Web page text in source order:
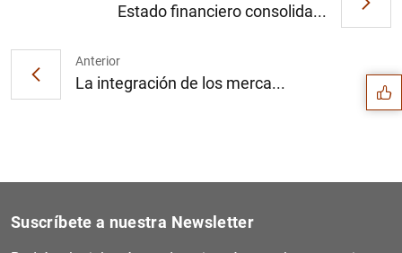
Anterior
La integración de los merca...
Estado financiero consolida... Sugerencias
Suscríbete a nuestra Newsletter